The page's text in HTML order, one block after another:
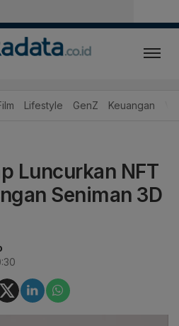
Lifestyle GenZ Keuangan
Luncurkan NFT
Seniman 3D